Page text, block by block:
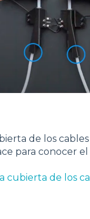
de los cables
para conocer el
cubierta de los